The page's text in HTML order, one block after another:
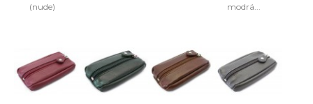
(nude)
modrá...